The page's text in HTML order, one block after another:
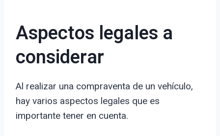
Aspectos legales a
considerar
Al realizar una compraventa de un vehículo,
hay varios aspectos legales que es
importante tener en cuenta.